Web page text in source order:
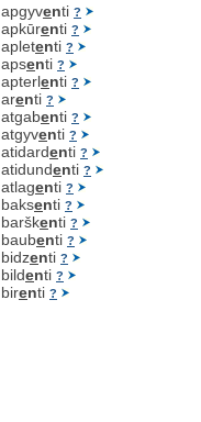
apgyventi ?
apkūrenti ?
apletenti ?
apsenti ?
apterlenti ?
arenti ?
atgabenti ?
atgyventi ?
atidardenti ?
atidundenti ?
atlagenti ?
baksenti ?
barškenti ?
baubenti ?
bidzenti ?
bildenti ?
birenti ?